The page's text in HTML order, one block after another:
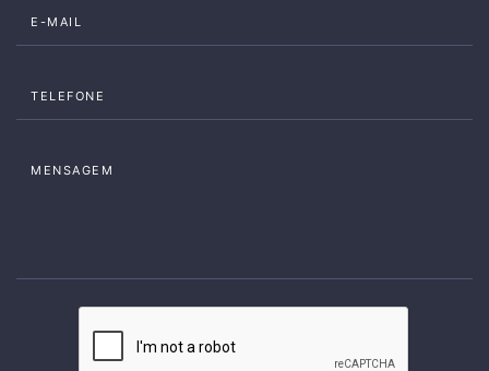
E-MAIL
TELEFONE
MENSAGEM